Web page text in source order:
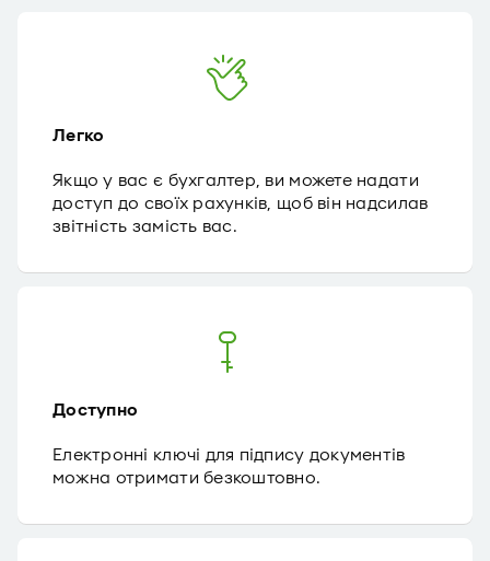
Легко
Якщо у вас є бухгалтер, ви можете надати
доступ до своїх рахунків, щоб він надсилав
звітність замість вас.
Доступно
Електронні ключі для підпису документів
можна отримати безкоштовно.